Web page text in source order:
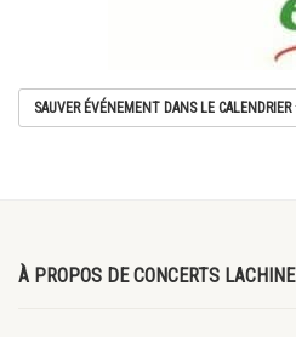
SAUVER ÉVÉNEMENT DANS LE CALENDRIER
À PROPOS DE CONCERTS LACHINE